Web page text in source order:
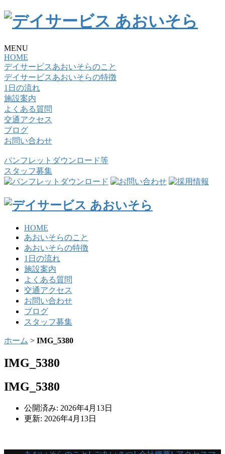
MENU
HOME
デイサービスあおいそらのこと
デイサービスあおいそらの特徴
1日の流れ
施設案内
よくある質問
交通アクセス
ブログ
お問い合わせ
パンフレットダウンロード等
スタッフ募集
HOME
あおいそらのこと
あおいそらの特徴
1日の流れ
施設案内
よくある質問
交通アクセス
お問い合わせ
ブログ
スタッフ募集
ホーム > IMG_5380
IMG_5380
IMG_5380
公開済み: 2026年4月13日
更新: 2026年4月13日